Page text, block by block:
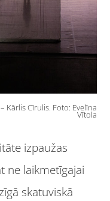
Kārlis Cīrulis. Foto: Evelīna
Vītola
izpaužas
ne laikmetīgajai
skatuviskā